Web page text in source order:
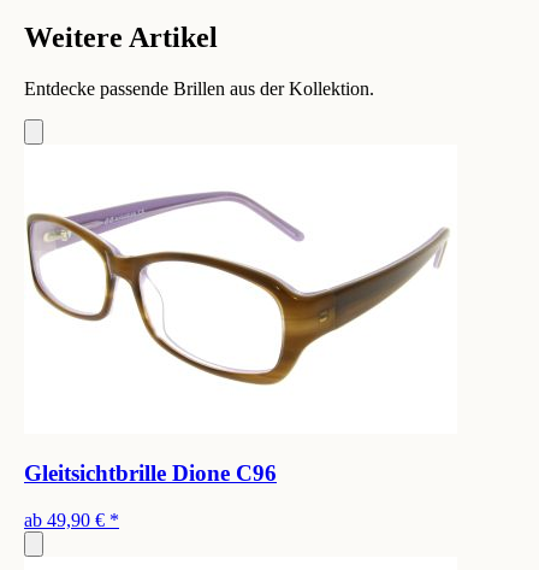
Weitere Artikel
Entdecke passende Brillen aus der Kollektion.
Gleitsichtbrille Dione C96
ab 49,90 € *